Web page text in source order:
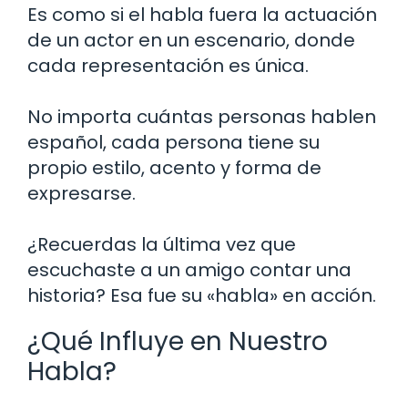
Es como si el habla fuera la actuación
de un actor en un escenario, donde
cada representación es única.
No importa cuántas personas hablen
español, cada persona tiene su
propio estilo, acento y forma de
expresarse.
¿Recuerdas la última vez que
escuchaste a un amigo contar una
historia? Esa fue su «habla» en acción.
¿Qué Influye en Nuestro
Habla?